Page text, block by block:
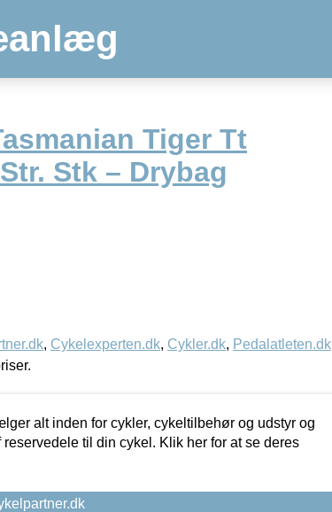
Tiger Tt
Stk – Drybag
, Cykelexperten.dk, Cykler.dk, Pedalatleten.dk
alt inden for cykler, cykeltilbehør og udstyr og
reservedele til din cykel. Klik her for at se deres